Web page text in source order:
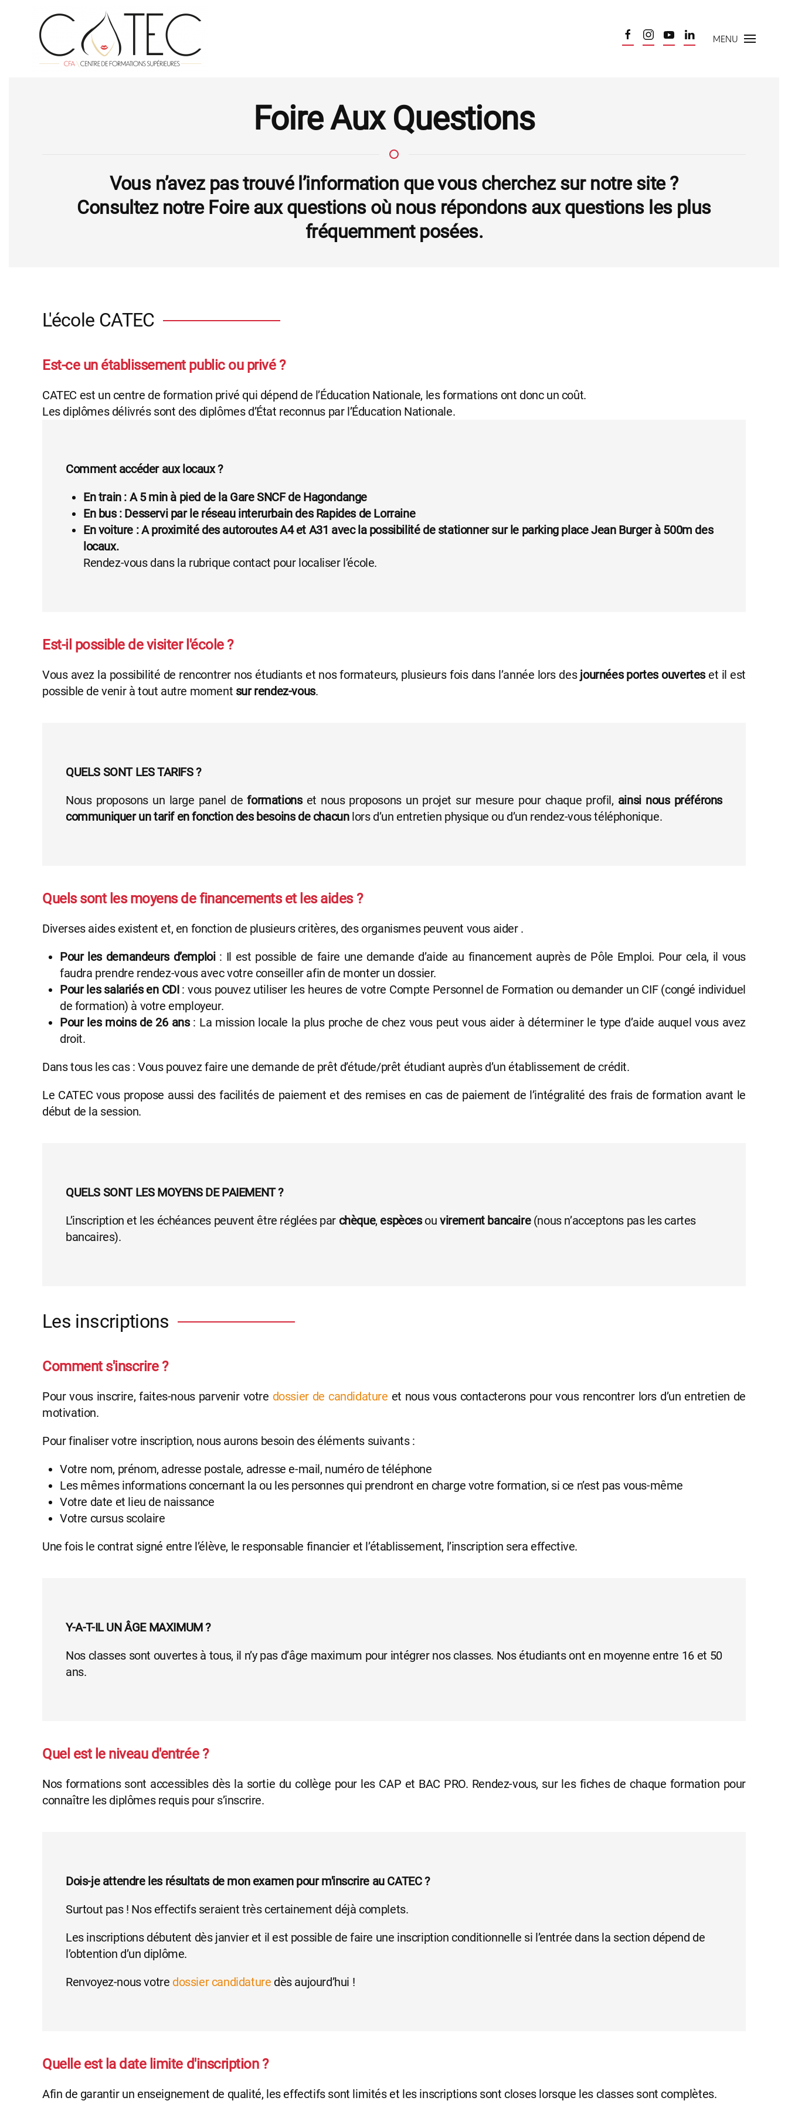
MENU
Foire Aux Questions
Vous n’avez pas trouvé l’information que vous cherchez sur notre site ?
Consultez notre Foire aux questions où nous répondons aux questions les plus
fréquemment posées.
L'école CATEC
Est-ce un établissement public ou privé ?
CATEC est un centre de formation privé qui dépend de l’Éducation Nationale, les formations ont donc un coût.
Les diplômes délivrés sont des diplômes d’État reconnus par l’Éducation Nationale.
Comment accéder aux locaux ?
En train : A 5 min à pied de la Gare SNCF de Hagondange
En bus : Desservi par le réseau interurbain des Rapides de Lorraine
En voiture : A proximité des autoroutes A4 et A31 avec la possibilité de stationner sur le parking place Jean Burger à 500m des
locaux.
Rendez-vous dans la rubrique contact pour localiser l’école.
Est-il possible de visiter l'école ?
Vous avez la possibilité de rencontrer nos étudiants et nos formateurs, plusieurs fois dans l’année lors des journées portes ouverteset il est
possible de venir à tout autre moment sur rendez-vous.
QUELS SONT LES TARIFS ?
Nous proposons un large panel deformationset nous proposons un projet sur mesure pour chaque profil, ainsi nous préférons
communiquer un tarif en fonction des besoins de chacunlors d’un entretien physique ou d’un rendez-vous téléphonique.
Quels sont les moyens de financements et les aides ?
Diverses aides existent et, en fonction de plusieurs critères, des organismes peuvent vous aider .
Pour les demandeurs d’emploi: Il est possible de faire une demande d’aide au financement auprès de Pôle Emploi. Pour cela, il vous
faudra prendre rendez-vous avec votre conseiller afin de monter un dossier.
Pour les salariés en CDI: vous pouvez utiliser les heures de votre Compte Personnel de Formation ou demander un CIF (congé individuel
de formation) à votre employeur.
Pour les moins de 26 ans: La mission locale la plus proche de chez vous peut vous aider à déterminer le type d’aide auquel vous avez
droit.
Dans tous les cas : Vous pouvez faire une demande de prêt d’étude/prêt étudiant auprès d’un établissement de crédit.
Le CATEC vous propose aussi des facilités de paiement et des remises en cas de paiement de l’intégralité des frais de formation avant le
début de la session.
QUELS SONT LES MOYENS DE PAIEMENT ?
L’inscription et les échéances peuvent être réglées par chèque, espècesouvirement bancaire(nous n’acceptons pas les cartes
bancaires).
Les inscriptions
Comment s'inscrire ?
Pour vous inscrire, faites-nous parvenir votre dossier de candidature et nous vous contacterons pour vous rencontrer lors d’un entretien de
motivation.
Pour finaliser votre inscription, nous aurons besoin des éléments suivants :
Votre nom, prénom, adresse postale, adresse e-mail, numéro de téléphone
Les mêmes informations concernant la ou les personnes qui prendront en charge votre formation, si ce n’est pas vous-même
Votre date et lieu de naissance
Votre cursus scolaire
Une fois le contrat signé entre l’élève, le responsable financier et l’établissement, l’inscription sera effective.
Y-A-T-IL UN ÂGE MAXIMUM ?
Nos classes sont ouvertes à tous, il n’y pas d’âge maximum pour intégrer nos classes. Nos étudiants ont en moyenne entre 16 et 50
ans.
Quel est le niveau d'entrée ?
Nos formations sont accessibles dès la sortie du collège pour les CAP et BAC PRO. Rendez-vous, sur les fiches de chaque formation pour
connaître les diplômes requis pour s’inscrire.
Dois-je attendre les résultats de mon examen pour m'inscrire au CATEC ?
Surtout pas ! Nos effectifs seraient très certainement déjà complets.
Les inscriptions débutent dès janvier et il est possible de faire une inscription conditionnelle si l’entrée dans la section dépend de
l’obtention d’un diplôme.
Renvoyez-nous votre dossier candidature dès aujourd’hui !
Quelle est la date limite d'inscription ?
Afin de garantir un enseignement de qualité, les effectifs sont limités et les inscriptions sont closes lorsque les classes sont complètes.